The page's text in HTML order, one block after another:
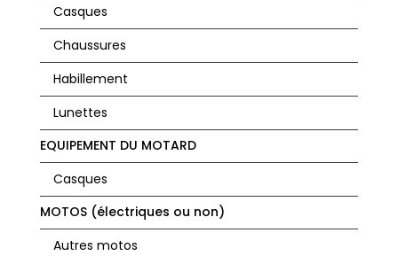
Casques
Chaussures
Habillement
Lunettes
EQUIPEMENT DU MOTARD
Casques
MOTOS (électriques ou non)
Autres motos